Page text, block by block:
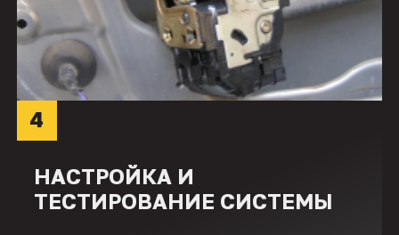
НАСТРОЙКА И
ТЕСТИРОВАНИЕ СИСТЕМЫ
4